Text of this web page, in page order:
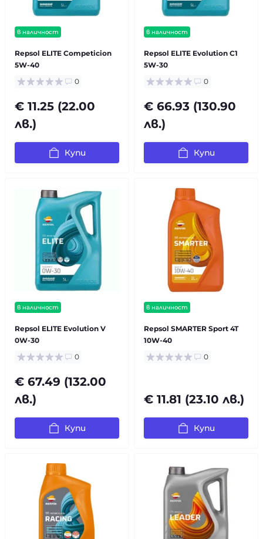
в наличност
Repsol ELITE Competicion
5W-40
0
€ 11.25 (22.00
лв.)
Купи
в наличност
Repsol ELITE Evolution C1
5W-30
0
€ 66.93 (130.90
лв.)
Купи
в наличност
Repsol ELITE Evolution V
0W-30
0
€ 67.49 (132.00
лв.)
Купи
в наличност
Repsol SMARTER Sport 4T
10W-40
0
€ 11.81 (23.10 лв.)
Купи